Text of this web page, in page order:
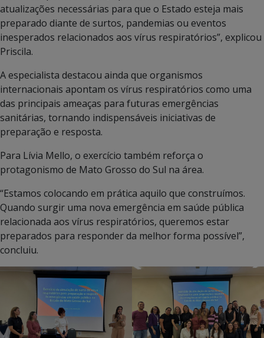
atualizações necessárias para que o Estado esteja mais
preparado diante de surtos, pandemias ou eventos
inesperados relacionados aos vírus respiratórios”, explicou
Priscila.
A especialista destacou ainda que organismos
internacionais apontam os vírus respiratórios como uma
das principais ameaças para futuras emergências
sanitárias, tornando indispensáveis iniciativas de
preparação e resposta.
Para Lívia Mello, o exercício também reforça o
protagonismo de Mato Grosso do Sul na área.
“Estamos colocando em prática aquilo que construímos.
Quando surgir uma nova emergência em saúde pública
relacionada aos vírus respiratórios, queremos estar
preparados para responder da melhor forma possível”,
concluiu.